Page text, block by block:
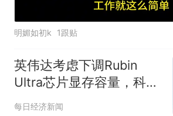
明媚如初k 1跟贴
英伟达考虑下调Rubin
Ultra芯片显存容量，科创
人工智能ETF华夏
每日经济新闻